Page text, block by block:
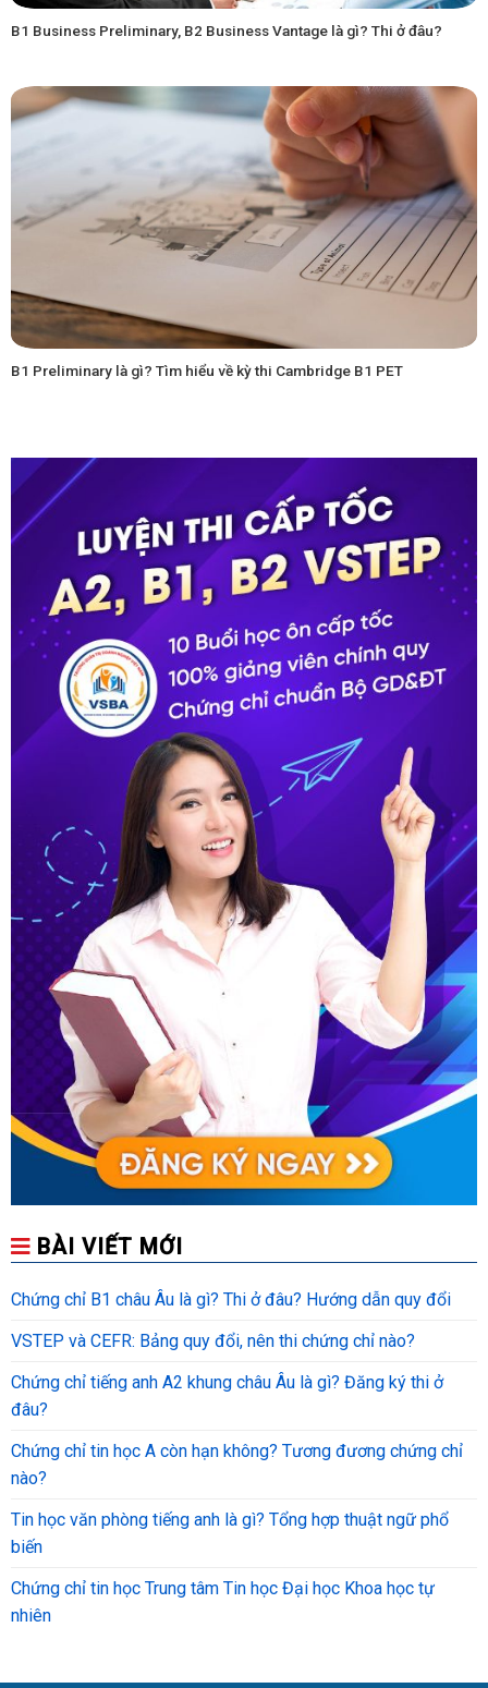
B1 Business Preliminary, B2 Business Vantage là gì? Thi ở đâu?
B1 Preliminary là gì? Tìm hiểu về kỳ thi Cambridge B1 PET
BÀI VIẾT MỚI
Chứng chỉ B1 châu Âu là gì? Thi ở đâu? Hướng dẫn quy đổi
VSTEP và CEFR: Bảng quy đổi, nên thi chứng chỉ nào?
Chứng chỉ tiếng anh A2 khung châu Âu là gì? Đăng ký thi ở
đâu?
Chứng chỉ tin học A còn hạn không? Tương đương chứng chỉ
nào?
Tin học văn phòng tiếng anh là gì? Tổng hợp thuật ngữ phổ
biến
Chứng chỉ tin học Trung tâm Tin học Đại học Khoa học tự
nhiên